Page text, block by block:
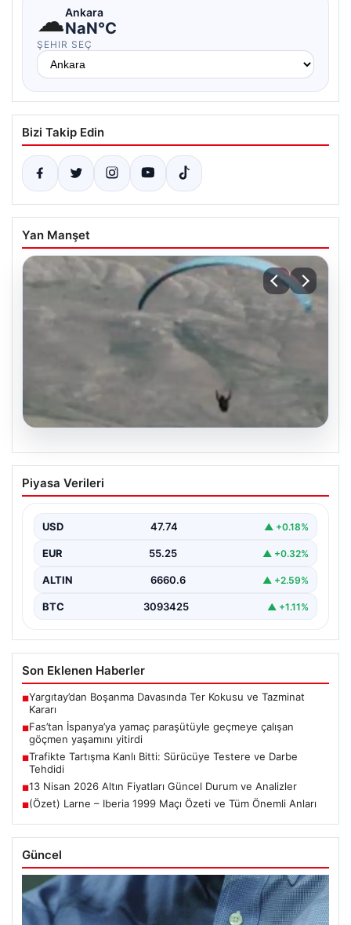
☁Ankara
NaN°C
ŞEHIR SEÇ
Bizi Takip Edin
Yan Manşet
07.08.2026
Fas’tan İspanya’ya yamaç paraşütüyle
geçmeye çalışan göçmen yaşamını
{ "title": "Fas'tan İspanya'ya Yamaç Paraşütüyle
"content": "Fas ile…
Piyasa Verileri
USD 47.74 ▲ +0.18%
EUR 55.25 ▲ +0.32%
ALTIN 6660.6 ▲ +2.59%
BTC 3093425 ▲ +1.11%
Son Eklenen Haberler
■Yargıtay’dan Boşanma Davasında Ter Kokusu ve Tazminat
Kararı
■Fas’tan İspanya’ya yamaç paraşütüyle geçmeye çalışan
göçmen yaşamını yitirdi
■Trafikte Tartışma Kanlı Bitti: Sürücüye Testere ve Darbe
Tehdidi
■13 Nisan 2026 Altın Fiyatları Güncel Durum ve Analizler
■(Özet) Larne – Iberia 1999 Maçı Özeti ve Tüm Önemli Anları
Güncel